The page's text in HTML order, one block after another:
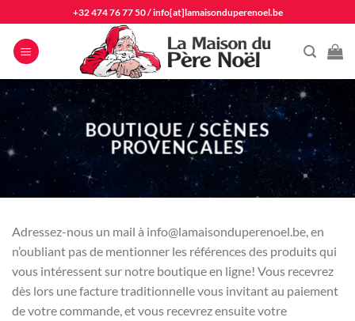
au
contenu
+32 474 76 77 50/info[at]lamaisonduperenoel.be
BOUTIQUE / SCÈNES
PROVENCALES
Adressez-nous un mail à info@lamaisonduperenoel.be, en
n’oubliant pas de mentionner les références des produits qui
vous intéressent sur notre boutique en ligne! Vous recevrez
dès lors une facture traditionnelle vous invitant au paiement
de votre commande, et vous recevrez ensuite votre